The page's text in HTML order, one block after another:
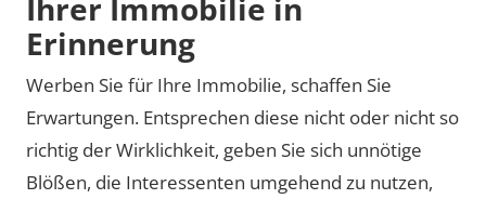
Ihrer Immobilie in
Erinnerung
Werben Sie für Ihre Immobilie, schaffen Sie
Erwartungen. Entsprechen diese nicht oder nicht so
richtig der Wirklichkeit, geben Sie sich unnötige
Blößen, die Interessenten umgehend zu nutzen,